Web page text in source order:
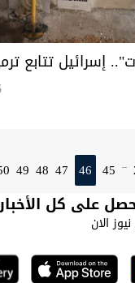
إسرائيل تتابع
...
45
46
47
48
49
على كل
الان